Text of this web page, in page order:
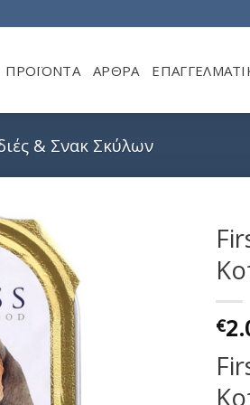
ΠΡΟΪΌΝΤΑ ΆΡΘΡΑ
& Σνακ Σκύλων
€